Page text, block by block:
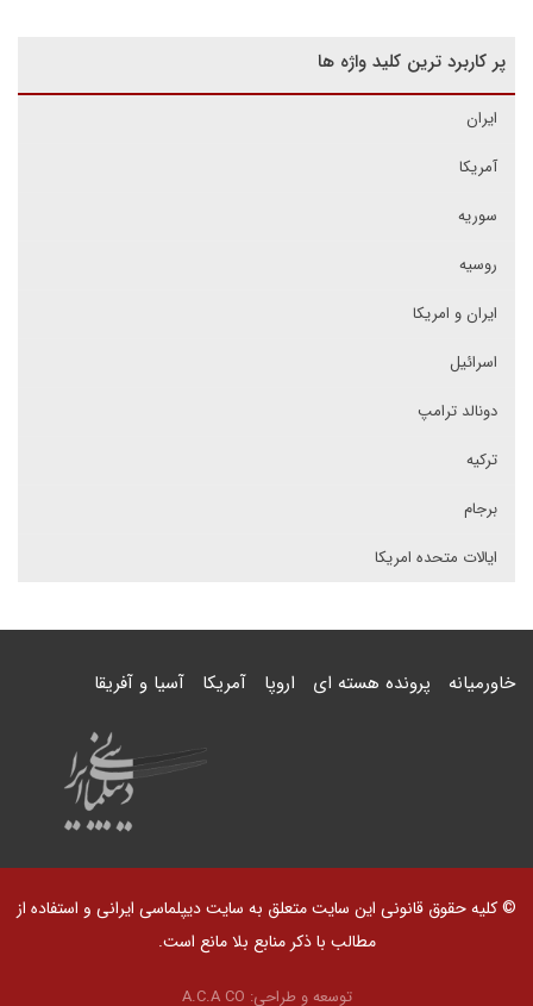
پر کاربرد ترین کلید واژه ها
ایران
آمریکا
سوریه
روسیه
ایران و امریکا
اسرائیل
دونالد ترامپ
ترکیه
برجام
ایالات متحده امریکا
خاورمیانه پرونده هسته ای اروپا آمریکا آسیا و آفریقا
© کلیه حقوق قانونی این سایت متعلق به سایت دیپلماسی ایرانی و استفاده از
مطالب با ذکر منابع بلا مانع است.
توسعه و طراحی: A.C.A CO